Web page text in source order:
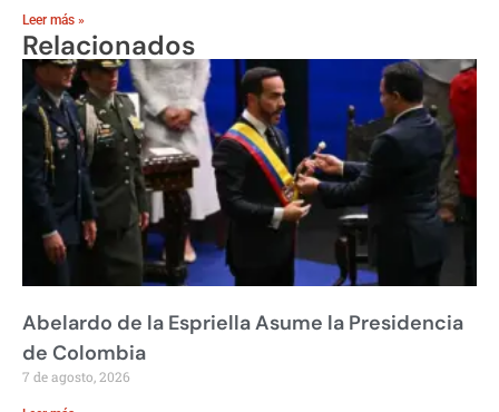
Leer más »
Relacionados
Abelardo de la Espriella Asume la Presidencia
de Colombia
7 de agosto, 2026